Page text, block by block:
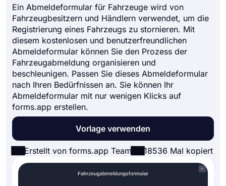
Ein Abmeldeformular für Fahrzeuge wird von
Fahrzeugbesitzern und Händlern verwendet, um die
Registrierung eines Fahrzeugs zu stornieren. Mit
diesem kostenlosen und benutzerfreundlichen
Abmeldeformular können Sie den Prozess der
Fahrzeugabmeldung organisieren und
beschleunigen. Passen Sie dieses Abmeldeformular
nach Ihren Bedürfnissen an. Sie können Ihr
Abmeldeformular mit nur wenigen Klicks auf
forms.app erstellen.
Vorlage verwenden
Erstellt von forms.app Team 18536 Mal kopiert